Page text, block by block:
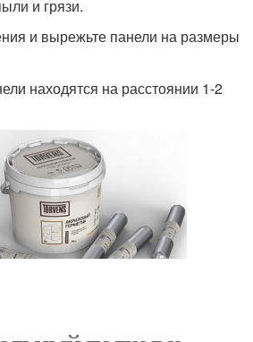
и грязи.
и вырежьте панели на размеры
находятся на расстоянии 1-2